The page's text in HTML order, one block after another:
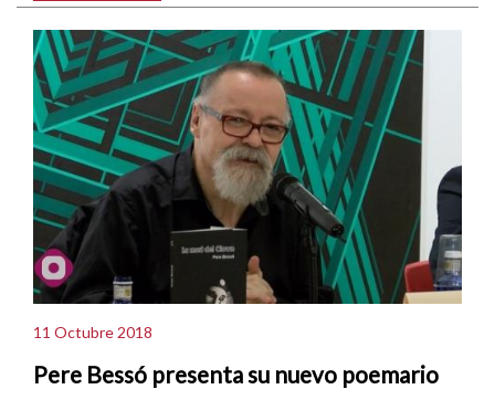
11 Octubre 2018
Pere Bessó presenta su nuevo poemario